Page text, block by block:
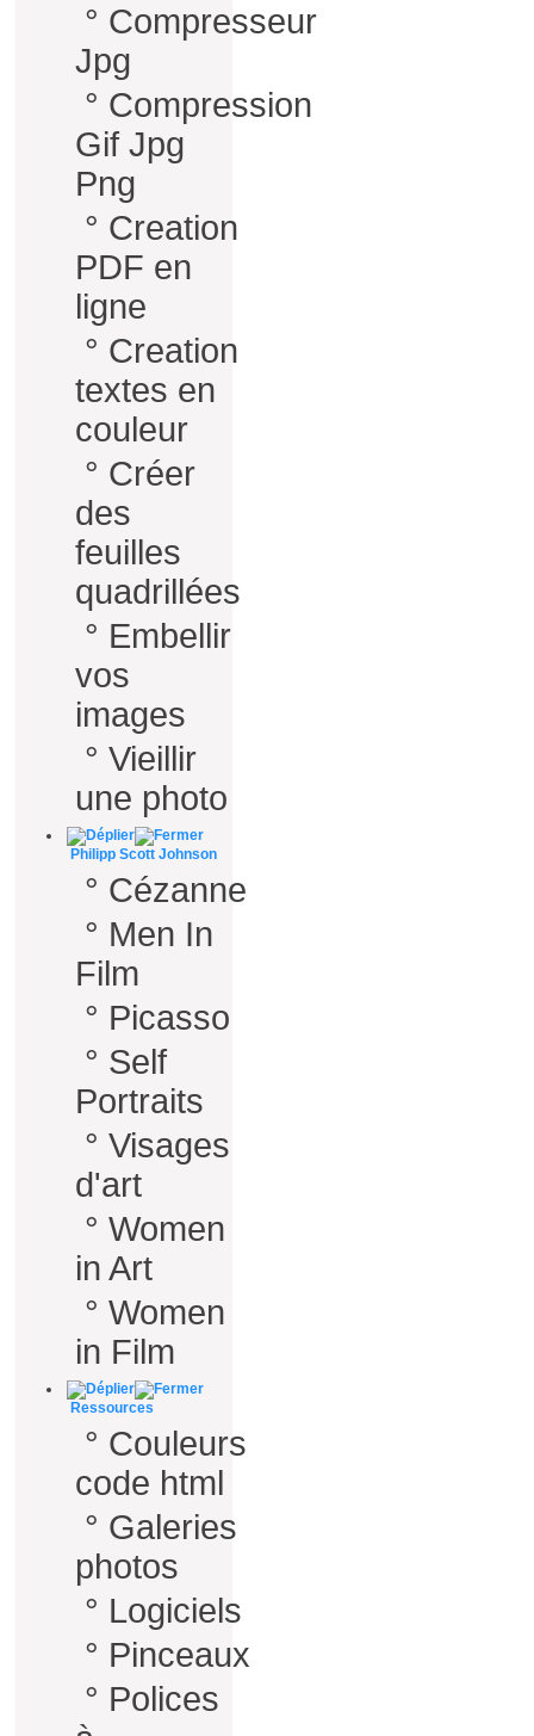
° Compresseur
Jpg
° Compression
Gif Jpg
Png
° Creation
PDF en
ligne
° Creation
textes en
couleur
° Créer
des
feuilles
quadrillées
° Embellir
vos
images
° Vieillir
une photo
Philipp Scott Johnson
° Cézanne
° Men In
Film
° Picasso
° Self
Portraits
° Visages
d'art
° Women
in Art
° Women
in Film
Ressources
° Couleurs
code html
° Galeries
photos
° Logiciels
° Pinceaux
° Polices